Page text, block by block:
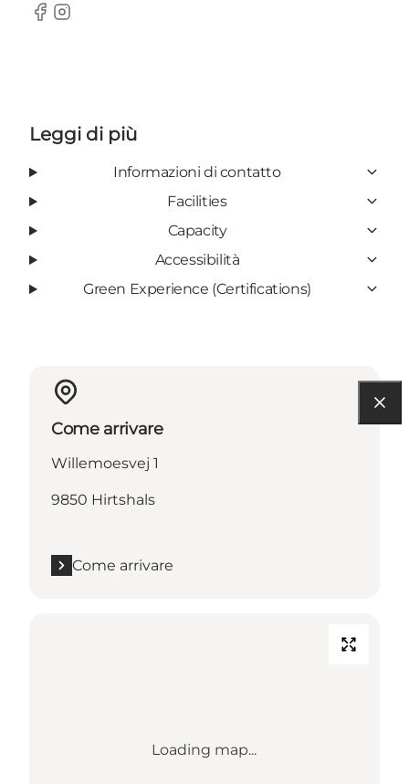
Facebook
Instagram
Leggi di più
Informazioni di contatto
Facilities
Capacity
Accessibilità
Green Experience (Certifications)
Come arrivare
Willemoesvej 1
9850 Hirtshals
Come arrivare
Loading map...